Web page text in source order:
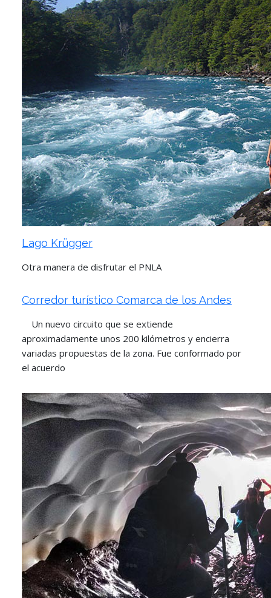
Lago Krügger
Otra manera de disfrutar el PNLA
Corredor turístico Comarca de los Andes
Un nuevo circuito que se extiende
aproximadamente unos 200 kilómetros y encierra
variadas propuestas de la zona. Fue conformado por
el acuerdo